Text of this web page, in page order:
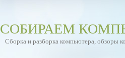
СОБИРАЕМ
Сборка и разборка компьютера, обзоры